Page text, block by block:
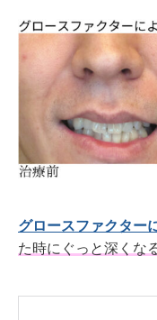
グロースファクター
た時にぐっと深くな